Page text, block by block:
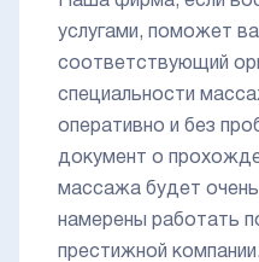
услугами, поможет
соответствующий
специальности
оперативно и без
документ о
массажа будет очень
намерены работать
престижной компании.